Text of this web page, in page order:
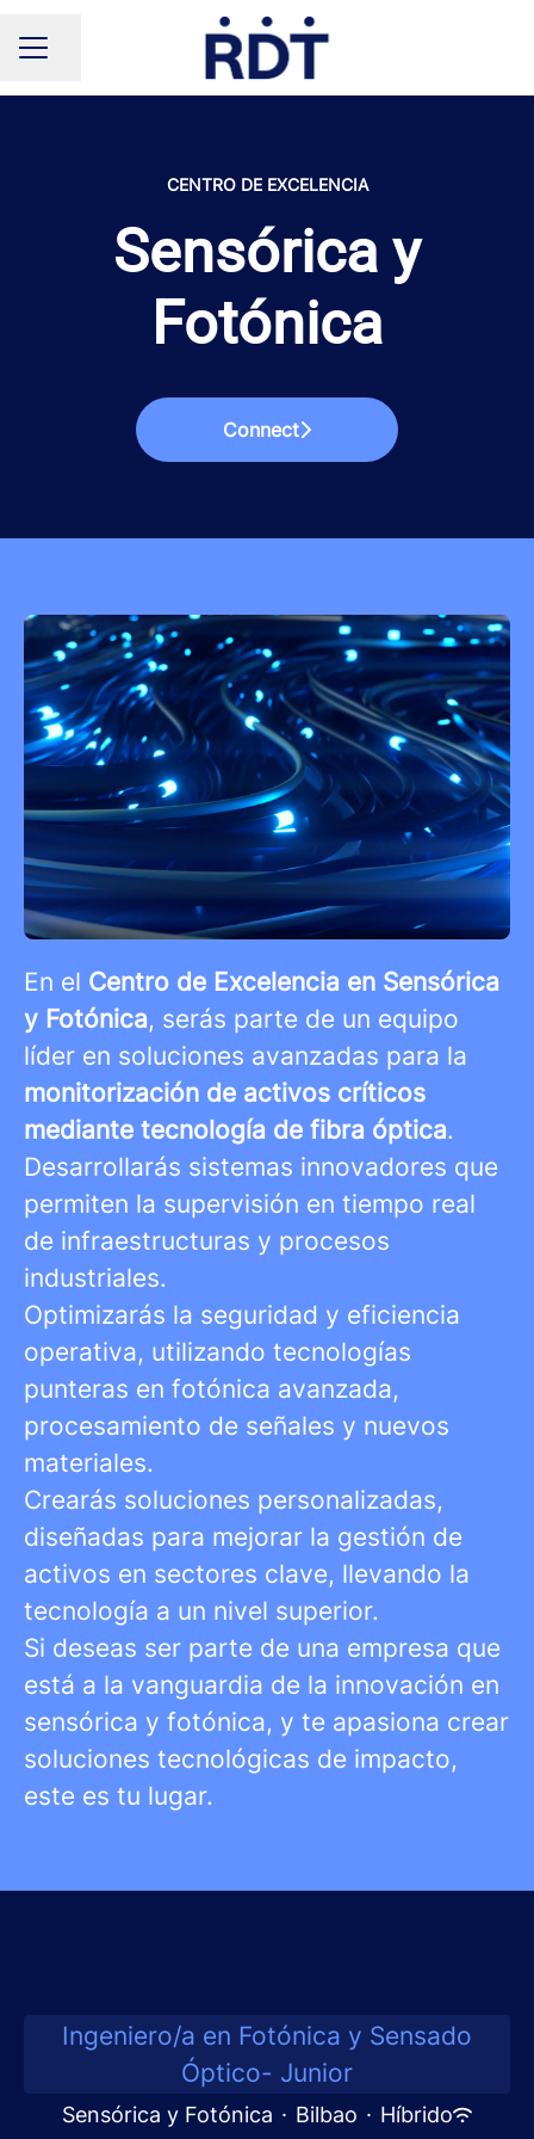
MENÚ DE EMPLEO
Compartir página
CENTRO DE EXCELENCIA
Sensórica y
Fotónica
Connect
En el Centro de Excelencia en Sensórica
y Fotónica, serás parte de un equipo
líder en soluciones avanzadas para la
monitorización de activos críticos
mediante tecnología de fibra óptica.
Desarrollarás sistemas innovadores que
permiten la supervisión en tiempo real
de infraestructuras y procesos
industriales.
Optimizarás la seguridad y eficiencia
operativa, utilizando tecnologías
punteras en fotónica avanzada,
procesamiento de señales y nuevos
materiales.
Crearás soluciones personalizadas,
diseñadas para mejorar la gestión de
activos en sectores clave, llevando la
tecnología a un nivel superior.
Si deseas ser parte de una empresa que
está a la vanguardia de la innovación en
sensórica y fotónica, y te apasiona crear
soluciones tecnológicas de impacto,
este es tu lugar.
Ingeniero/a en Fotónica y Sensado
Óptico- Junior
Sensórica y Fotónica · Bilbao · Híbrido